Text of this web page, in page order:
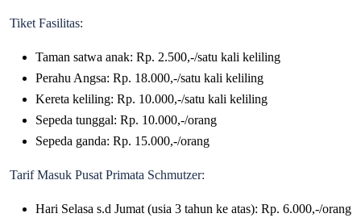
Tiket Fasilitas:
Taman satwa anak: Rp. 2.500,-/satu kali keliling
Perahu Angsa: Rp. 18.000,-/satu kali keliling
Kereta keliling: Rp. 10.000,-/satu kali keliling
Sepeda tunggal: Rp. 10.000,-/orang
Sepeda ganda: Rp. 15.000,-/orang
Tarif Masuk Pusat Primata Schmutzer:
Hari Selasa s.d Jumat (usia 3 tahun ke atas): Rp. 6.000,-/orang